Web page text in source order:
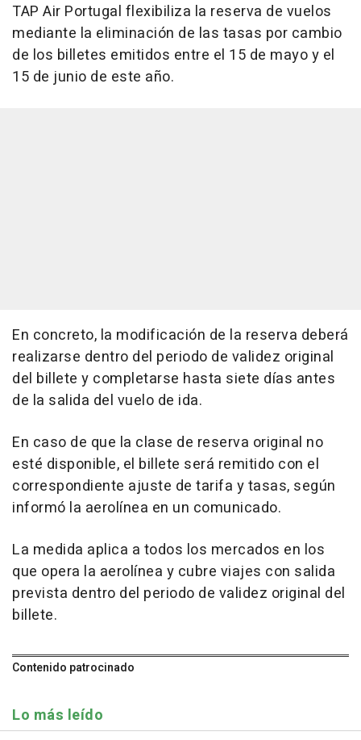
TAP Air Portugal flexibiliza la reserva de vuelos
mediante la eliminación de las tasas por cambio
de los billetes emitidos entre el 15 de mayo y el
15 de junio de este año.
En concreto, la modificación de la reserva deberá
realizarse dentro del periodo de validez original
del billete y completarse hasta siete días antes
de la salida del vuelo de ida.
En caso de que la clase de reserva original no
esté disponible, el billete será remitido con el
correspondiente ajuste de tarifa y tasas, según
informó la aerolínea en un comunicado.
La medida aplica a todos los mercados en los
que opera la aerolínea y cubre viajes con salida
prevista dentro del periodo de validez original del
billete.
Contenido patrocinado
Lo más leído